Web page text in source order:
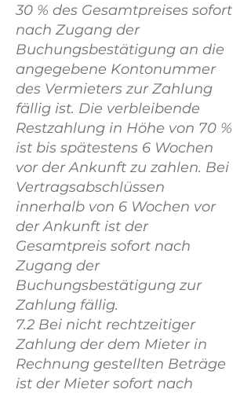
30 % des Gesamtpreises sofort
nach Zugang der
Buchungsbestätigung an die
angegebene Kontonummer
des Vermieters zur Zahlung
fällig ist. Die verbleibende
Restzahlung in Höhe von 70 %
ist bis spätestens 6 Wochen
vor der Ankunft zu zahlen. Bei
Vertragsabschlüssen
innerhalb von 6 Wochen vor
der Ankunft ist der
Gesamtpreis sofort nach
Zugang der
Buchungsbestätigung zur
Zahlung fällig.
7.2 Bei nicht rechtzeitiger
Zahlung der dem Mieter in
Rechnung gestellten Beträge
ist der Mieter sofort nach